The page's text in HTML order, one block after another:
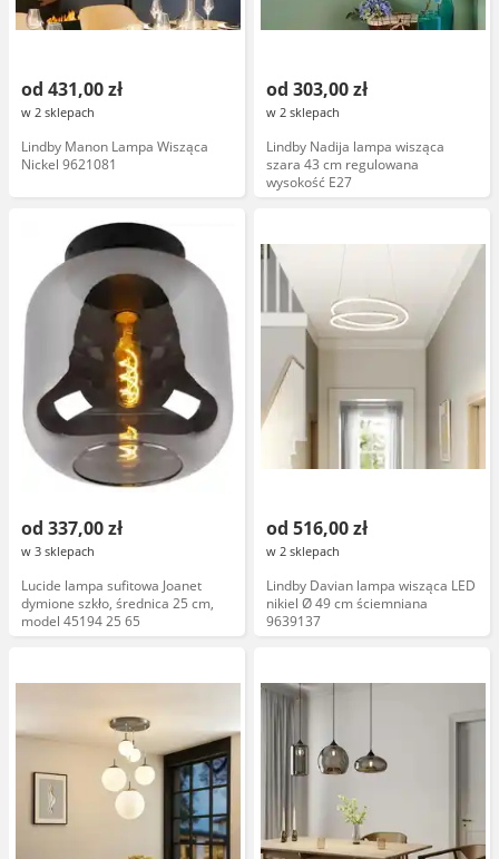
od 431,00 zł
w 2 sklepach
Lindby Manon Lampa Wisząca
Nickel 9621081
od 303,00 zł
w 2 sklepach
Lindby Nadija lampa wisząca
szara 43 cm regulowana
wysokość E27
od 337,00 zł
w 3 sklepach
Lucide lampa sufitowa Joanet
dymione szkło, średnica 25 cm,
model 45194 25 65
od 516,00 zł
w 2 sklepach
Lindby Davian lampa wisząca LED
nikiel Ø 49 cm ściemniana
9639137